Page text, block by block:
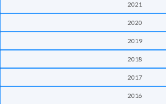
2021
2020
2019
2018
2017
2016